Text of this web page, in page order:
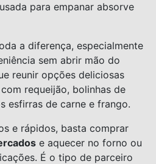
para empanar absorve
a diferença, especialmente
sem abrir mão do
reunir opções deliciosas
requeijão, bolinhas de
esfirras de carne e frango.
e rápidos, basta comprar
e aquecer no forno ou
É o tipo de parceiro